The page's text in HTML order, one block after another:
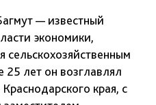
— известный
экономики,
сельскохозяйственным
25 лет он возглавлял
края, с